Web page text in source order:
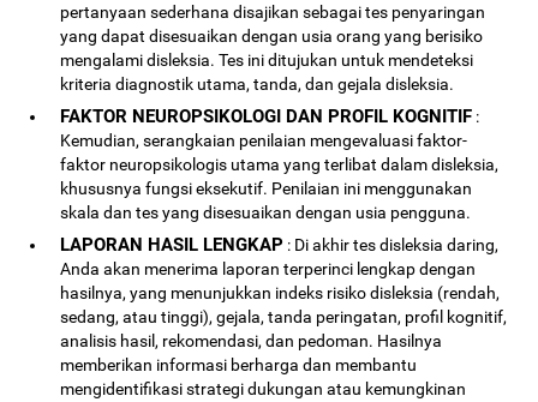
pertanyaan sederhana disajikan sebagai tes penyaringan
yang dapat disesuaikan dengan usia orang yang berisiko
mengalami disleksia. Tes ini ditujukan untuk mendeteksi
kriteria diagnostik utama, tanda, dan gejala disleksia.
FAKTOR NEUROPSIKOLOGI DAN PROFIL KOGNITIF :
Kemudian, serangkaian penilaian mengevaluasi faktor-
faktor neuropsikologis utama yang terlibat dalam disleksia,
khususnya fungsi eksekutif. Penilaian ini menggunakan
skala dan tes yang disesuaikan dengan usia pengguna.
LAPORAN HASIL LENGKAP : Di akhir tes disleksia daring,
Anda akan menerima laporan terperinci lengkap dengan
hasilnya, yang menunjukkan indeks risiko disleksia (rendah,
sedang, atau tinggi), gejala, tanda peringatan, profil kognitif,
analisis hasil, rekomendasi, dan pedoman. Hasilnya
memberikan informasi berharga dan membantu
mengidentifikasi strategi dukungan atau kemungkinan